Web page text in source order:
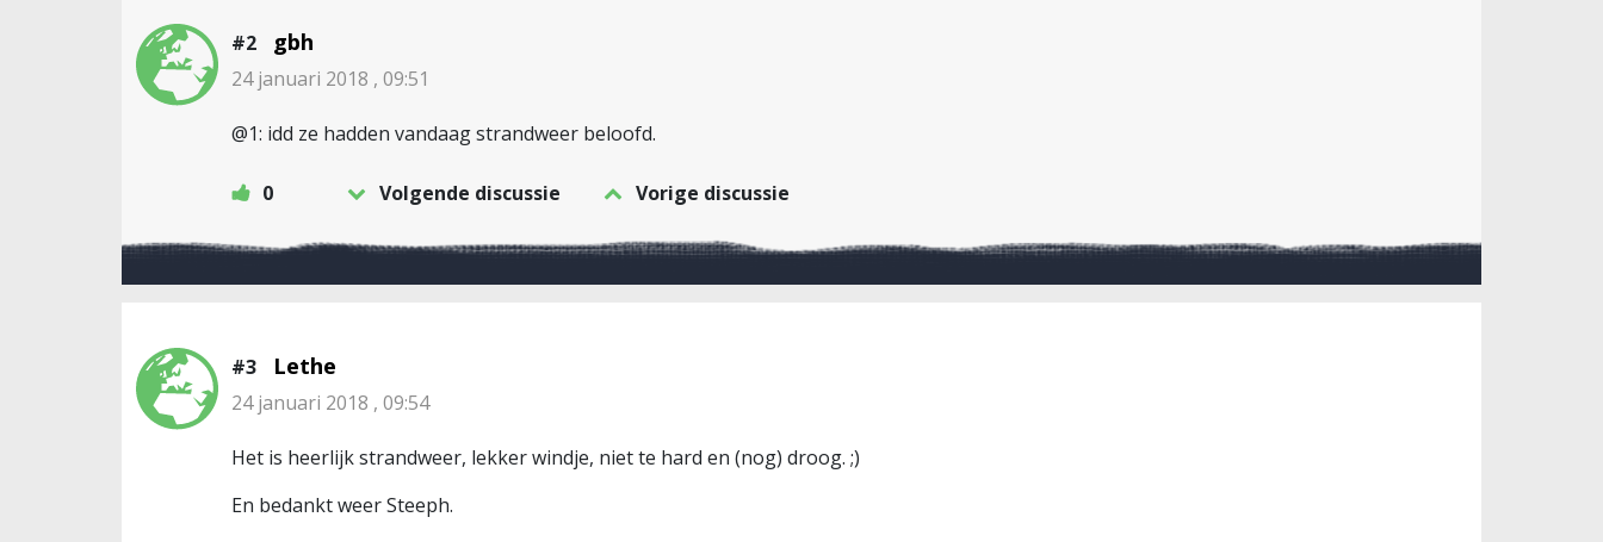
#2 gbh
24 januari 2018 , 09:51
@1: idd ze hadden vandaag strandweer beloofd.
0 Volgende discussie Vorige discussie
#3 Lethe
24 januari 2018 , 09:54
Het is heerlijk strandweer, lekker windje, niet te hard en (nog) droog. ;)
En bedankt weer Steeph.